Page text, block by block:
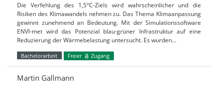
Die Verfehlung des 1,5°C-Ziels wird wahrscheinlicher und die
Risiken des Klimawandels nehmen zu. Das Thema Klimaanpassung
gewinnt zunehmend an Bedeutung. Mit der Simulationssoftware
ENVI-met wird das Potenzial blau-grüner Infrastruktur auf eine
Reduzierung der Wärmebelastung untersucht. Es wurden…
Bachelorarbeit Freier Zugang
Martin Gallmann